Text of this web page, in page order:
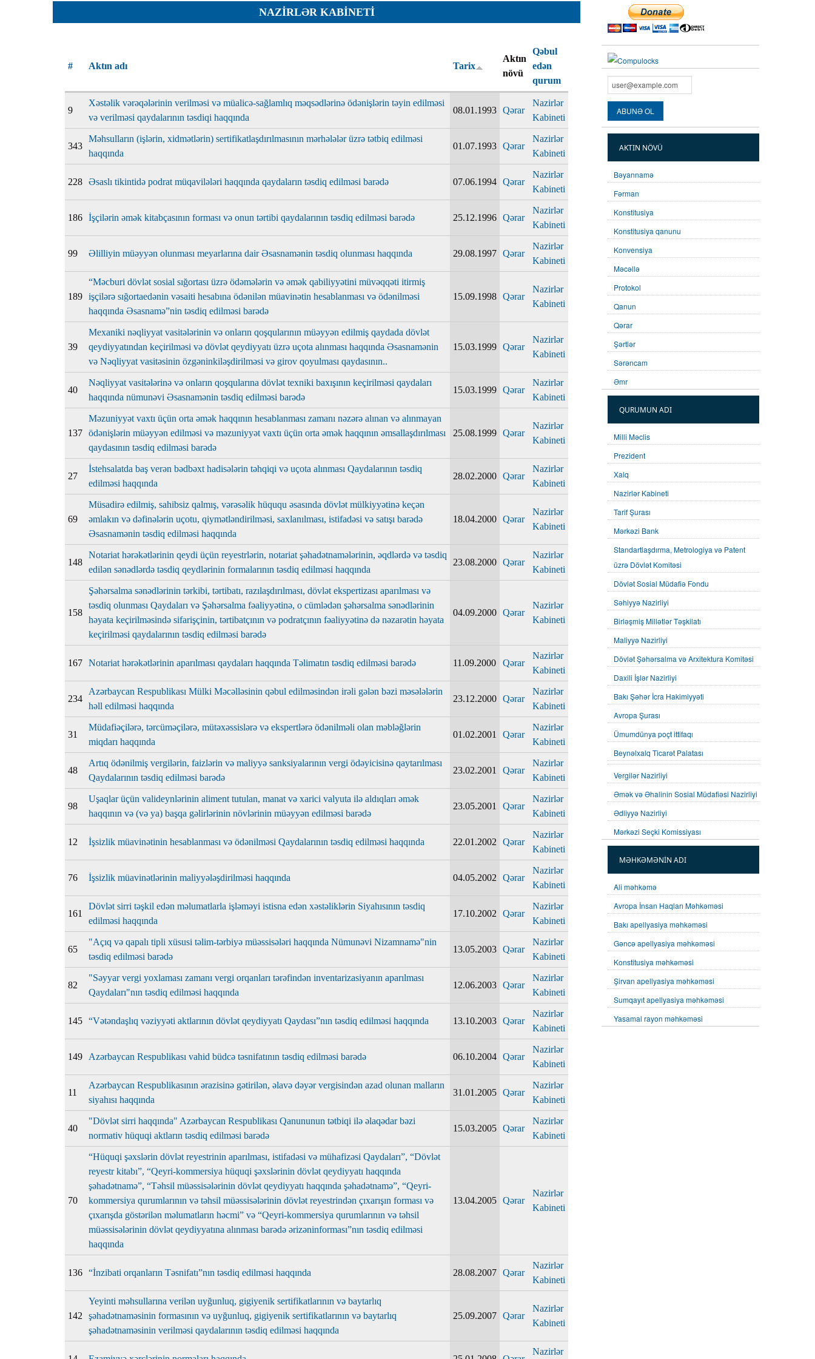
Planlar
Rəylər
Şikayətlər
Vəsatətlər
NAZIRLƏR KABINETI
# Aktın adı Tarix
Aktın
növü
Qəbul
edən
qurum
9
Xəstəlik vərəqələrinin verilməsi və müalicə-sağlamlıq məqsədlərinə ödənişlərin təyin edilməsi
və verilməsi qaydalarının təsdiqi haqqında
08.01.1993 Qərar
Nazirlər
Kabineti
343
Məhsulların (işlərin, xidmətlərin) sertifikatlaşdırılmasının mərhələlər üzrə tətbiq edilməsi
haqqında
01.07.1993 Qərar
Nazirlər
Kabineti
228 Əsaslı tikintidə podrat müqavilələri haqqında qaydaların təsdiq edilməsi barədə 07.06.1994 Qərar
Nazirlər
Kabineti
186 İşçilərin əmək kitabçasının forması və onun tərtibi qaydalarının təsdiq edilməsi barədə 25.12.1996 Qərar
Nazirlər
Kabineti
99 Əlilliyin müəyyən olunması meyarlarına dair Əsasnamənin təsdiq olunması haqqında 29.08.1997 Qərar
Nazirlər
Kabineti
189
“Məcburi dövlət sosial sığortası üzrə ödəmələrin və əmək qabiliyyətini müvəqqəti itirmiş
işçilərə sığortaedənin vəsaiti hesabına ödənilən müavinətin hesablanması və ödənilməsi
haqqında Əsasnamə”nin təsdiq edilməsi barədə
15.09.1998 Qərar
Nazirlər
Kabineti
39
Mexaniki nəqliyyat vasitələrinin və onların qoşqularının müəyyən edilmiş qaydada dövlət
qeydiyyatından keçirilməsi və dövlət qeydiyyatı üzrə uçota alınması haqqında Əsasnamənin
və Nəqliyyat vasitəsinin özgəninkiləşdirilməsi və girov qoyulması qaydasının..
15.03.1999 Qərar
Nazirlər
Kabineti
40
Nəqliyyat vasitələrinə və onların qoşqularına dövlət texniki baxışının keçirilməsi qaydaları
haqqında nümunəvi Əsasnamənin təsdiq edilməsi barədə
15.03.1999 Qərar
Nazirlər
Kabineti
137
Məzuniyyət vaxtı üçün orta əmək haqqının hesablanması zamanı nəzərə alınan və alınmayan
ödənişlərin müəyyən edilməsi və məzuniyyət vaxtı üçün orta əmək haqqının əmsallaşdırılması
qaydasının təsdiq edilməsi barədə
25.08.1999 Qərar
Nazirlər
Kabineti
27
İstehsalatda baş verən bədbəxt hadisələrin təhqiqi və uçota alınması Qaydalarının təsdiq
edilməsi haqqında
28.02.2000 Qərar
Nazirlər
Kabineti
69
Müsadirə edilmiş, sahibsiz qalmış, vərəsəlik hüququ əsasında dövlət mülkiyyətinə keçən
əmlakın və dəfinələrin uçotu, qiymətləndirilməsi, saxlanılması, istifadəsi və satışı barədə
Əsasnamənin təsdiq edilməsi haqqında
18.04.2000 Qərar
Nazirlər
Kabineti
148
Notariat hərəkətlərinin qeydi üçün reyestrlərin, notariat şəhadətnamələrinin, əqdlərdə və təsdiq
edilən sənədlərdə təsdiq qeydlərinin formalarının təsdiq edilməsi haqqında
23.08.2000 Qərar
Nazirlər
Kabineti
158
Şəhərsalma sənədlərinin tərkibi, tərtibatı, razılaşdırılması, dövlət ekspertizası aparılması və
təsdiq olunması Qaydaları və Şəhərsalma fəaliyyətinə, o cümlədən şəhərsalma sənədlərinin
həyata keçirilməsində sifarişçinin, tərtibatçının və podratçının fəaliyyətinə də nəzarətin həyata
keçirilməsi qaydalarının təsdiq edilməsi barədə
04.09.2000 Qərar
Nazirlər
Kabineti
167 Notariat hərəkətlərinin aparılması qaydaları haqqında Təlimatın təsdiq edilməsi barədə 11.09.2000 Qərar
Nazirlər
Kabineti
234
Azərbaycan Respublikası Mülki Məcəlləsinin qəbul edilməsindən irəli gələn bəzi məsələlərin
həll edilməsi haqqında
23.12.2000 Qərar
Nazirlər
Kabineti
31
Müdafiəçilərə, tərcüməçilərə, mütəxəssislərə və ekspertlərə ödənilməli olan məbləğlərin
miqdarı haqqında
01.02.2001 Qərar
Nazirlər
Kabineti
48
Artıq ödənilmiş vergilərin, faizlərin və maliyyə sanksiyalarının vergi ödəyicisinə qaytarılması
Qaydalarının təsdiq edilməsi barədə
23.02.2001 Qərar
Nazirlər
Kabineti
98
Uşaqlar üçün valideynlərinin aliment tutulan, manat və xarici valyuta ilə aldıqları əmək
haqqının və (və ya) başqa gəlirlərinin növlərinin müəyyən edilməsi barədə
23.05.2001 Qərar
Nazirlər
Kabineti
12 İşsizlik müavinətinin hesablanması və ödənilməsi Qaydalarının təsdiq edilməsi haqqında 22.01.2002 Qərar
Nazirlər
Kabineti
76 İşsizlik müavinətlərinin maliyyələşdirilməsi haqqında 04.05.2002 Qərar
Nazirlər
Kabineti
161
Dövlət sirri təşkil edən məlumatlarla işləməyi istisna edən xəstəliklərin Siyahısının təsdiq
edilməsi haqqında
17.10.2002 Qərar
Nazirlər
Kabineti
65
"Açıq və qapalı tipli xüsusi təlim-tərbiyə müəssisələri haqqında Nümunəvi Nizamnamə"nin
təsdiq edilməsi barədə
13.05.2003 Qərar
Nazirlər
Kabineti
82
"Səyyar vergi yoxlaması zamanı vergi orqanları tərəfindən inventarizasiyanın aparılması
Qaydaları"nın təsdiq edilməsi haqqında
12.06.2003 Qərar
Nazirlər
Kabineti
145 “Vətəndaşlıq vəziyyəti aktlarının dövlət qeydiyyatı Qaydası”nın təsdiq edilməsi haqqında 13.10.2003 Qərar
Nazirlər
Kabineti
149 Azərbaycan Respublikası vahid büdcə təsnifatının təsdiq edilməsi barədə 06.10.2004 Qərar
Nazirlər
Kabineti
11
Azərbaycan Respublikasının ərazisinə gətirilən, əlavə dəyər vergisindən azad olunan malların
siyahısı haqqında
31.01.2005 Qərar
Nazirlər
Kabineti
40
"Dövlət sirri haqqında" Azərbaycan Respublikası Qanununun tətbiqi ilə əlaqədar bəzi
normativ hüquqi aktların təsdiq edilməsi barədə
15.03.2005 Qərar
Nazirlər
Kabineti
70
“Hüquqi şəxslərin dövlət reyestrinin aparılması, istifadəsi və mühafizəsi Qaydaları”, “Dövlət
reyestr kitabı”, “Qeyri-kommersiya hüquqi şəxslərinin dövlət qeydiyyatı haqqında
şəhadətnamə”, “Təhsil müəssisələrinin dövlət qeydiyyatı haqqında şəhadətnamə”, “Qeyri-
kommersiya qurumlarının və təhsil müəssisələrinin dövlət reyestrindən çıxarışın forması və
çıxarışda göstərilən məlumatların həcmi” və “Qeyri-kommersiya qurumlarının və təhsil
müəssisələrinin dövlət qeydiyyatına alınması barədə ərizəninforması”nın təsdiq edilməsi
haqqında
13.04.2005 Qərar
Nazirlər
Kabineti
136 “İnzibati orqanların Təsnifatı”nın təsdiq edilməsi haqqında 28.08.2007 Qərar
Nazirlər
Kabineti
142
Yeyinti məhsullarına verilən uyğunluq, gigiyenik sertifikatlarının və baytarlıq
şəhadətnaməsinin formasının və uyğunluq, gigiyenik sertifikatlarının və baytarlıq
şəhadətnaməsinin verilməsi qaydalarının təsdiq edilməsi haqqında
25.09.2007 Qərar
Nazirlər
Kabineti
Nazirlər
AKTIN NÖVÜ
Bəyannamə
Fərman
Konstitusiya
Konstitusiya qanunu
Konvensiya
Məcəllə
Protokol
Qanun
Qərar
Şərtlər
Sərəncam
Əmr
QURUMUN ADI
Milli Məclis
Prezident
Xalq
Nazirlər Kabineti
Tarif Şurası
Mərkəzi Bank
Standartlaşdırma, Metrologiya və Patent
üzrə Dövlət Komitəsi
Dövlət Sosial Müdafiə Fondu
Səhiyyə Nazirliyi
Birləşmiş Millətlər Təşkilatı
Maliyyə Nazirliyi
Dövlət Şəhərsalma və Arxitektura Komitəsi
Daxili İşlər Nazirliyi
Bakı Şəhər İcra Hakimiyyəti
Avropa Şurası
Ümumdünya poçt ittifaqı
Beynəlxalq Ticarət Palatası
Vergilər Nazirliyi
Əmək və Əhalinin Sosial Müdafiəsi Nazirliyi
Ədliyyə Nazirliyi
Mərkəzi Seçki Komissiyası
MƏHKƏMƏNİN ADI
Ali məhkəmə
Avropa İnsan Haqları Məhkəməsi
Bakı apellyasiya məhkəməsi
Gəncə apellyasiya məhkəməsi
Konstitusiya məhkəməsi
Şirvan apellyasiya məhkəməsi
Sumqayıt apellyasiya məhkəməsi
Yasamal rayon məhkəməsi